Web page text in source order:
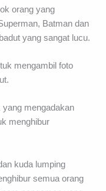
orang yang
Batman dan
yang sangat lucu.
mengambil foto
mengadakan
menghibur
kuda lumping
semua orang